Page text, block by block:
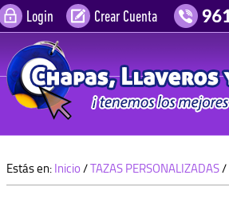
Login Crear Cuenta
Estás en:Inicio/TAZAS PERSONALIZADAS/